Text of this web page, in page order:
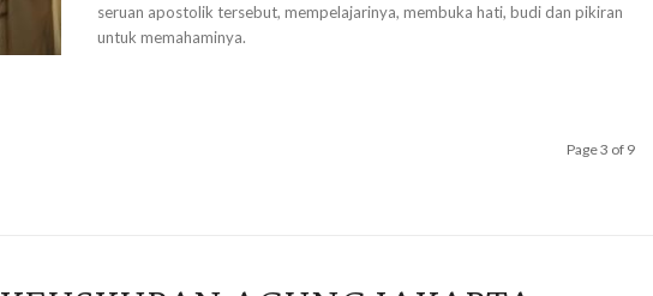
seruan apostolik tersebut, mempelajarinya, membuka hati, budi dan pikiran
untuk memahaminya.
Page 3 of 9